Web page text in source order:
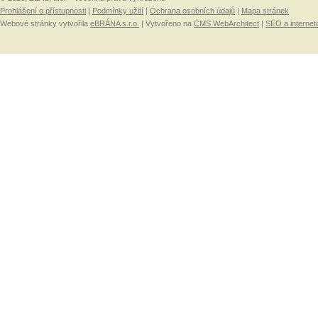
Prohlášení o přístupnosti
Podmínky užití Ochrana osobních údajů
Mapa stránek
Webové stránky vytvořila eBRÁNA s.r.o. | Vytvořeno na CMS WebArchitect SEO a